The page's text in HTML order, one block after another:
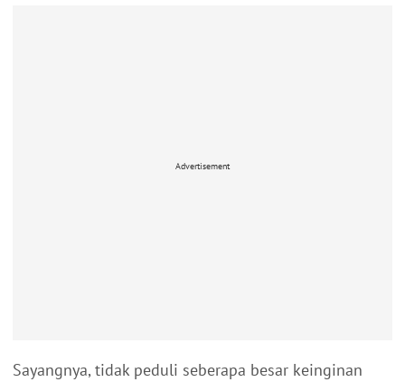
Advertisement
Sayangnya, tidak peduli seberapa besar keinginan